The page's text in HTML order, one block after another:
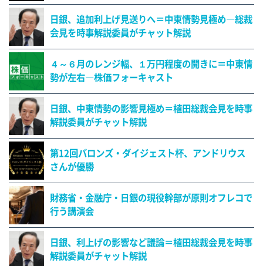
日銀、追加利上げ見送りへ＝中東情勢見極め―総裁
会見を時事解説委員がチャット解説
４～６月のレンジ幅、１万円程度の開きに＝中東情
勢が左右―株価フォーキャスト
日銀、中東情勢の影響見極め＝植田総裁会見を時事
解説委員がチャット解説
第12回バロンズ・ダイジェスト杯、アンドリウス
さんが優勝
財務省・金融庁・日銀の現役幹部が原則オフレコで
行う講演会
日銀、利上げの影響など議論＝植田総裁会見を時事
解説委員がチャット解説